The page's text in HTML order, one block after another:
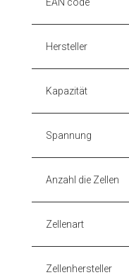
Hersteller
Kapazität
Spannung
Anzahl die Zellen
Zellenart
Zellenhersteller